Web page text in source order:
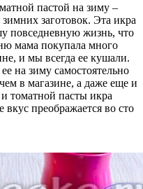
пастой на зиму –
заготовок. Эта икра
повседневную жизнь, что
мама покупала много
и мы всегда ее кушали.
на зиму самостоятельно
в магазине, а даже еще и
томатной пасты икра
преображается во сто